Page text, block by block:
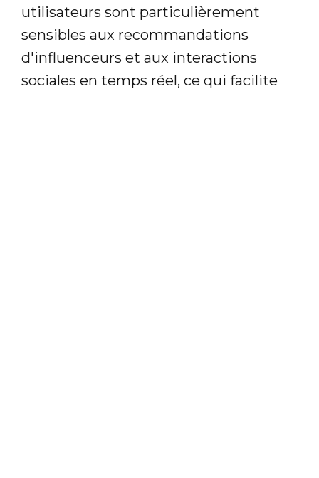
utilisateurs sont particulièrement
sensibles aux recommandations
d'influenceurs et aux interactions
sociales en temps réel, ce qui facilite